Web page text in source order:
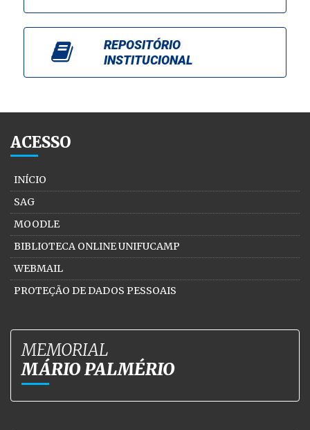
REPOSITÓRIO
INSTITUCIONAL
ACESSO
INÍCIO
SAG
MOODLE
BIBLIOTECA ONLINE UNIFUCAMP
WEBMAIL
PROTEÇÃO DE DADOS PESSOAIS
MEMORIAL
MÁRIO PALMÉRIO